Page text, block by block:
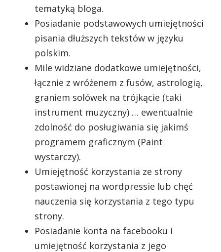
tematyką bloga.
Posiadanie podstawowych umiejętności
pisania dłuższych tekstów w języku
polskim.
Mile widziane dodatkowe umiejętności,
łącznie z wróżenem z fusów, astrologią,
graniem solówek na trójkącie (taki
instrument muzyczny) … ewentualnie
zdolność do posługiwania się jakimś
programem graficznym (Paint
wystarczy).
Umiejętność korzystania ze strony
postawionej na wordpressie lub chęć
nauczenia się korzystania z tego typu
strony.
Posiadanie konta na facebooku i
umiejętność korzystania z jego